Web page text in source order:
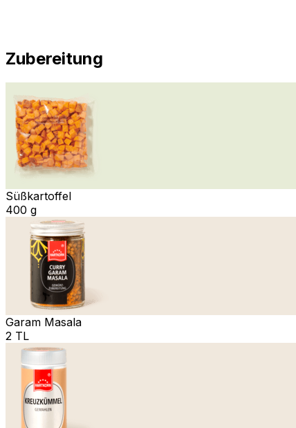
Zubereitung
Süßkartoffel
400 g
Garam Masala
2 TL